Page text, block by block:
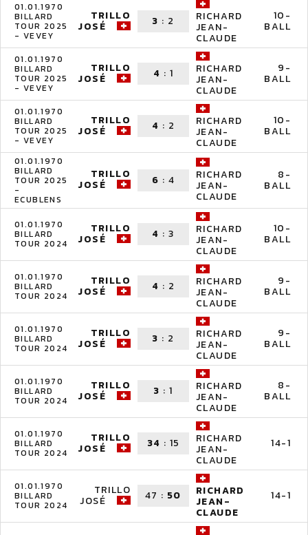
01.01.1970
BILLARD
TOUR 2025
- VEVEY
TRILLO
JOSÉ 3 : 2 RICHARD
JEAN-
CLAUDE
10-
BALL
01.01.1970
BILLARD
TOUR 2025
- VEVEY
TRILLO
JOSÉ 4 : 1 RICHARD
JEAN-
CLAUDE
9-
BALL
01.01.1970
BILLARD
TOUR 2025
- VEVEY
TRILLO
JOSÉ 4 : 2 RICHARD
JEAN-
CLAUDE
10-
BALL
01.01.1970
BILLARD
TOUR 2025
-
ECUBLENS
TRILLO
JOSÉ 6 : 4 RICHARD
JEAN-
CLAUDE
8-
BALL
01.01.1970
BILLARD
TOUR 2024
TRILLO
JOSÉ 4 :3 RICHARD
JEAN-
CLAUDE
10-
BALL
01.01.1970
BILLARD
TOUR 2024
TRILLO
JOSÉ 4 : 2 RICHARD
JEAN-
CLAUDE
9-
BALL
01.01.1970
BILLARD
TOUR 2024
TRILLO
JOSÉ 3 : 2 RICHARD
JEAN-
CLAUDE
9-
BALL
01.01.1970
BILLARD
TOUR 2024
TRILLO
JOSÉ 3 :1 RICHARD
JEAN-
CLAUDE
8-
BALL
01.01.1970
BILLARD
TOUR 2024
TRILLO
JOSÉ 34 : 15 RICHARD
JEAN-
CLAUDE
14-1
01.01.1970
BILLARD
TOUR 2024
TRILLO
JOSÉ 47 : 50 RICHARD
JEAN-
CLAUDE
14-1